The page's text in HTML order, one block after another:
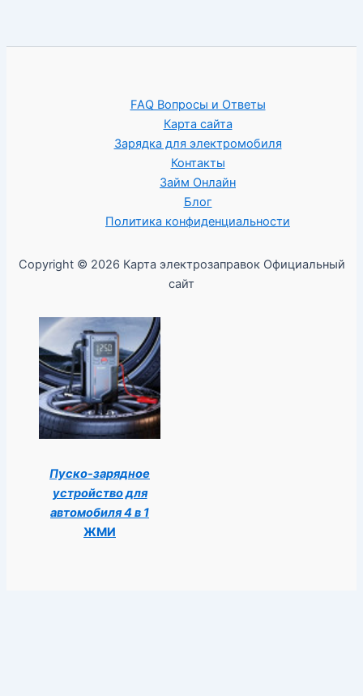
FAQ Вопросы и Ответы
Карта сайта
Зарядка для электромобиля
Контакты
Займ Онлайн
Блог
Политика конфиденциальности
Copyright © 2026 Карта электрозаправок Официальный
сайт
Пуско-зарядное
устройство для
автомобиля 4 в 1
ЖМИ